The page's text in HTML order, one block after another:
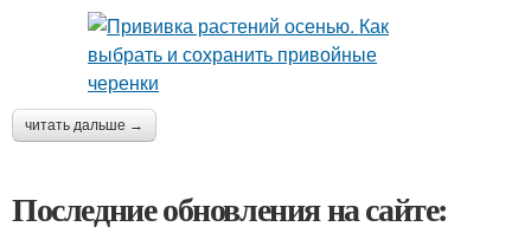
читать дальше →
Последние обновления на сайте: